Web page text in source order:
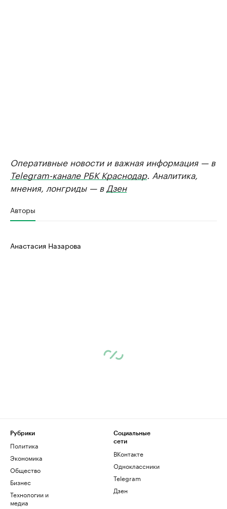
Оперативные новости и важная информация — в
Telegram-канале РБК Краснодар. Аналитика,
мнения, лонгриды — в Дзен
Авторы
Анастасия Назарова
Рубрики
Политика
Экономика
Общество
Бизнес
Технологии и
медиа
Социальные
сети
ВКонтакте
Одноклассники
Telegram
Дзен